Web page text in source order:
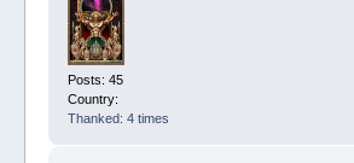
Posts: 45
Country:
Thanked: 4 times